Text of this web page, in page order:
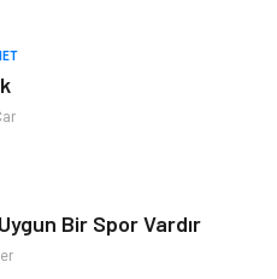
Bir Spor Vardır